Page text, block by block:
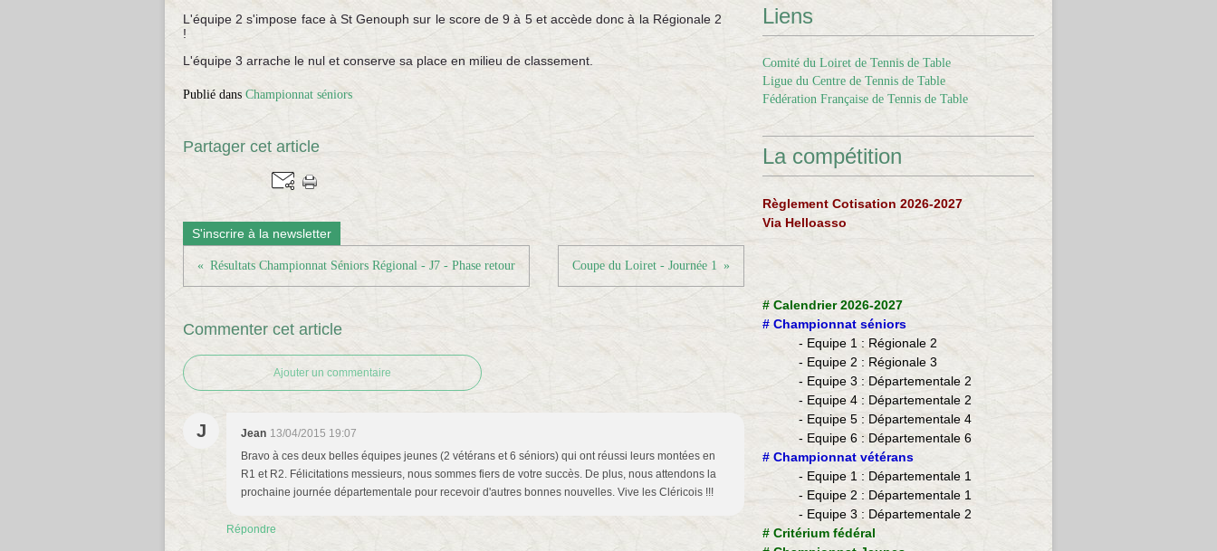
L'équipe 2 s'impose face à St Genouph sur le score de 9 à 5 et accède donc à la Régionale 2
!
L'équipe 3 arrache le nul et conserve sa place en milieu de classement.
Publié dans Championnat séniors
Partager cet article
S'inscrire à la newsletter
Résultats Championnat Séniors Régional - J7 - Phase retour Coupe du Loiret - Journée 1
Commenter cet article
Ajouter un commentaire
J Jean 13/04/2015 19:07
Bravo à ces deux belles équipes jeunes (2 vétérans et 6 séniors) qui ont réussi leurs montées en
R1 et R2. Félicitations messieurs, nous sommes fiers de votre succès. De plus, nous attendons la
prochaine journée départementale pour recevoir d'autres bonnes nouvelles. Vive les Cléricois !!!
Répondre
Liens
Comité du Loiret de Tennis de Table
Ligue du Centre de Tennis de Table
Fédération Française de Tennis de Table
La compétition
Règlement Cotisation 2026-2027
Via Helloasso
# Calendrier 2026-2027
# Championnat séniors
- Equipe 1 : Régionale 2
- Equipe 2 : Régionale 3
- Equipe 3 : Départementale 2
- Equipe 4 : Départementale 2
- Equipe 5 : Départementale 4
- Equipe 6 : Départementale 6
​# Championnat vétérans
- ​Equipe 1 : Départementale 1
- Equipe 2 : Départementale 1
- Equipe 3 : Départementale 2
# Critérium fédéral